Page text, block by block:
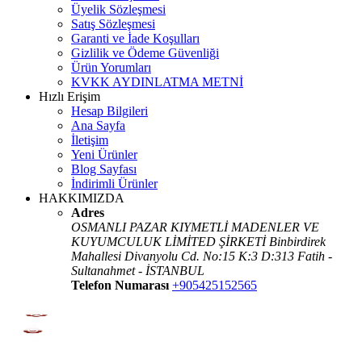
Üyelik Sözleşmesi
Satış Sözleşmesi
Garanti ve İade Koşulları
Gizlilik ve Ödeme Güvenliği
Ürün Yorumları
KVKK AYDINLATMA METNİ
Hızlı Erişim
Hesap Bilgileri
Ana Sayfa
İletişim
Yeni Ürünler
Blog Sayfası
İndirimli Ürünler
HAKKIMIZDA
Adres
OSMANLI PAZAR KIYMETLİ MADENLER VE
KUYUMCULUK LİMİTED ŞİRKETİ Binbirdirek
Mahallesi Divanyolu Cd. No:15 K:3 D:313 Fatih -
Sultanahmet - İSTANBUL
Telefon Numarası +905425152565